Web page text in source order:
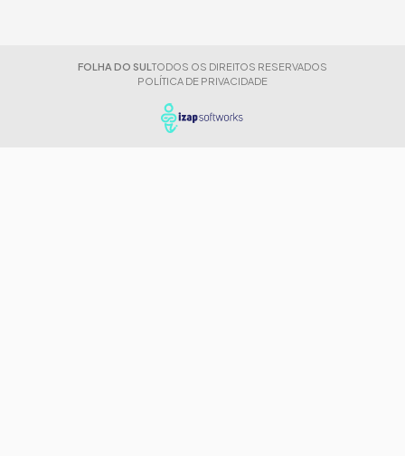
FOLHA DO SUL TODOS OS DIREITOS RESERVADOS
POLÍTICA DE PRIVACIDADE